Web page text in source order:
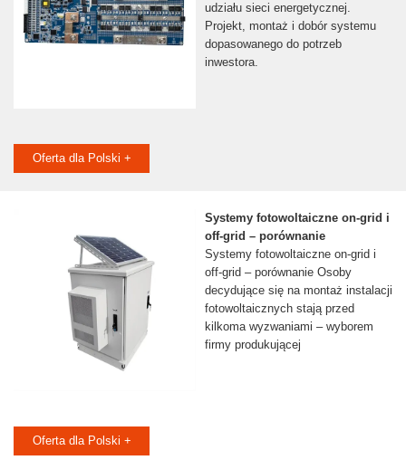
udziału sieci energetycznej.
Projekt, montaż i dobór systemu
dopasowanego do potrzeb
inwestora.
Oferta dla Polski +
Systemy fotowoltaiczne on-grid i
off-grid – porównanie
Systemy fotowoltaiczne on-grid i
off-grid – porównanie Osoby
decydujące się na montaż instalacji
fotowoltaicznych stają przed
kilkoma wyzwaniami – wyborem
firmy produkującej
Oferta dla Polski +